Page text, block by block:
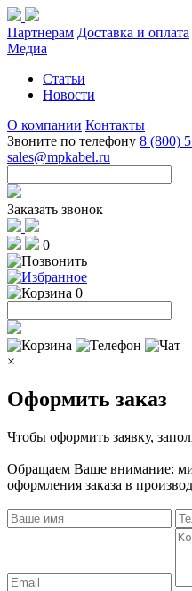
Партнерам Доставка и оплата
Медиа
Статьи
Новости
О компании Контакты
Звоните по телефону 8 (800)
sales@mpkabel.ru
Заказать звонок
0
0
×
Оформить заказ
Чтобы оформить заявку,
Обращаем Ваше внимание:
оформления заказа в